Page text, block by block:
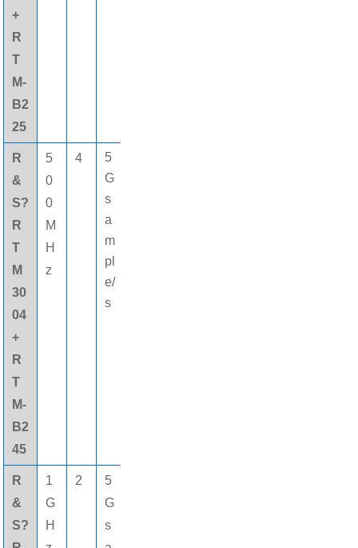
+
R
T
M-
B2
25
R
&
S?
R
T
M
30
04
+
R
T
M-
B2
45
5
0
0
M
H
z
4
5
G
s
a
m
pl
e/
s
R
&
S?
1
G
H
2
5
G
s